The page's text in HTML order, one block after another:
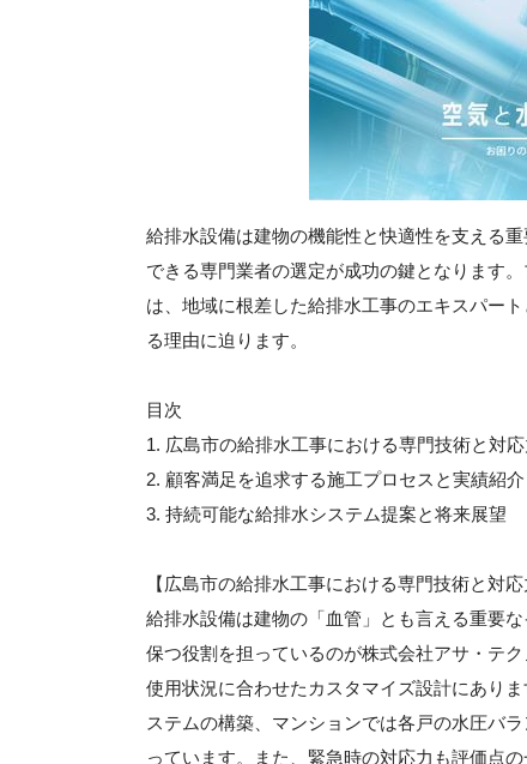
給排水設備は建物の機能性と快適性を支える
できる専門業者の選定が成功の鍵となります
は、地域に根差した給排水工事のエキスパー
る理由に迫ります。
目次
1. 広島市の給排水工事における専門技術と対応
2. 顧客満足を追求する施工プロセスと実績紹介
3. 持続可能な給排水システム提案と将来展望
【広島市の給排水工事における専門技術と対応
給排水設備は建物の「血管」とも言える重要
保つ役割を担っているのが株式会社アサ・テ
使用状況に合わせたカスタマイズ設計にあり
ステムの構築、マンションでは各戸の水圧バ
っています。また、緊急時の対応力も評価点